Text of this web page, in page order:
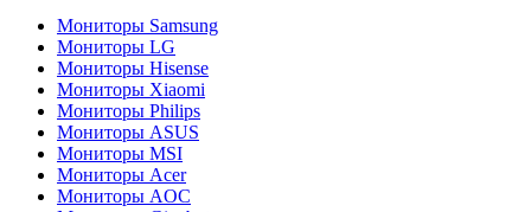
Мониторы Samsung
Мониторы LG
Мониторы Hisense
Мониторы Xiaomi
Мониторы Philips
Мониторы ASUS
Мониторы MSI
Мониторы Acer
Мониторы AOC